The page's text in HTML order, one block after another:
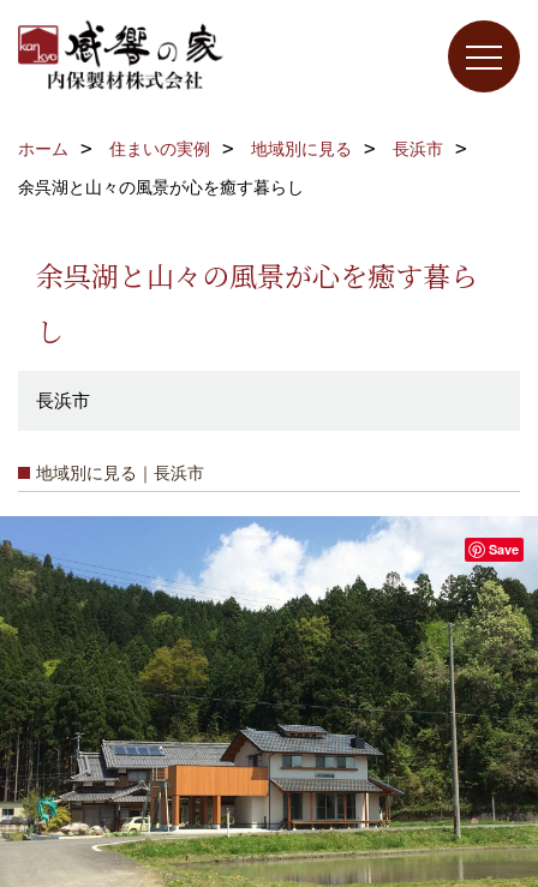
ホーム 住まいの実例 地域別に見る
長浜市
余呉湖と山々の風景が心を癒す暮らし
余呉湖と山々の風景が心を癒す暮ら
し
長浜市
地域別に見る｜長浜市
Save